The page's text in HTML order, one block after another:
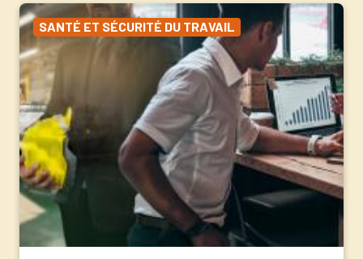
SANTÉ ET SÉCURITÉ DU TRAVAIL